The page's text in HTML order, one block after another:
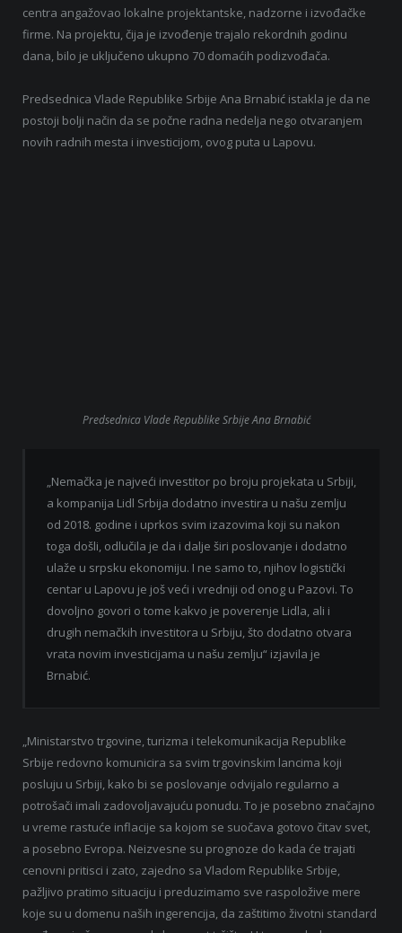
centra angažovao lokalne projektantske, nadzorne i izvođačke
firme. Na projektu, čija je izvođenje trajalo rekordnih godinu
dana, bilo je uključeno ukupno 70 domaćih podizvođača.
Predsednica Vlade Republike Srbije Ana Brnabić istakla je da ne
postoji bolji način da se počne radna nedelja nego otvaranjem
novih radnih mesta i investicijom, ovog puta u Lapovu.
Predsednica Vlade Republike Srbije Ana Brnabić
„Nemačka je najveći investitor po broju projekata u Srbiji,
a kompanija Lidl Srbija dodatno investira u našu zemlju
od 2018. godine i uprkos svim izazovima koji su nakon
toga došli, odlučila je da i dalje širi poslovanje i dodatno
ulaže u srpsku ekonomiju. I ne samo to, njihov logistički
centar u Lapovu je još veći i vredniji od onog u Pazovi. To
dovoljno govori o tome kakvo je poverenje Lidla, ali i
drugih nemačkih investitora u Srbiju, što dodatno otvara
vrata novim investicijama u našu zemlju“ izjavila je
Brnabić.
„Ministarstvo trgovine, turizma i telekomunikacija Republike
Srbije redovno komunicira sa svim trgovinskim lancima koji
posluju u Srbiji, kako bi se poslovanje odvijalo regularno a
potrošači imali zadovoljavajuću ponudu. To je posebno značajno
u vreme rastuće inflacije sa kojom se suočava gotovo čitav svet,
a posebno Evropa. Neizvesne su prognoze do kada će trajati
cenovni pritisci i zato, zajedno sa Vladom Republike Srbije,
pažljivo pratimo situaciju i preduzimamo sve raspoložive mere
koje su u domenu naših ingerencija, da zaštitimo životni standard